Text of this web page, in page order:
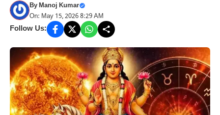
ByManoj Kumar
On: May 15, 2026 8:29 AM
Follow Us: